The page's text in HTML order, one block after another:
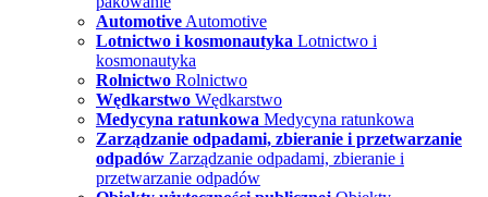
Automotive Automotive
Lotnictwo i kosmonautyka Lotnictwo i
kosmonautyka
Rolnictwo Rolnictwo
Wędkarstwo Wędkarstwo
Medycyna ratunkowa Medycyna ratunkowa
Zarządzanie odpadami, zbieranie i przetwarzanie
odpadów Zarządzanie odpadami, zbieranie i
przetwarzanie odpadów